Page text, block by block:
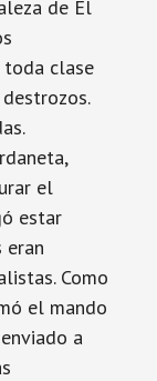
de El
toda clase
el
estar
eran
Como
el mando
a